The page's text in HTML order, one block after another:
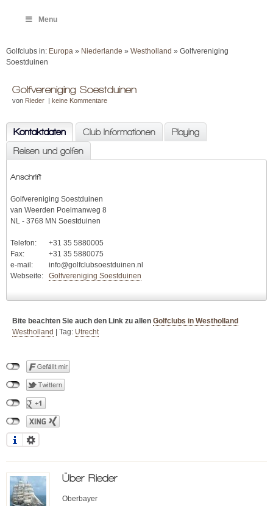
Menu
Golfclubs in: Europa » Niederlande » Westholland » Golfvereniging
Soestduinen
Golfvereniging Soestduinen
von Rieder | keine Kommentare
Kontaktdaten Club Informationen
Playing
Reisen und golfen
Anschrift
Golfvereniging Soestduinen
van Weerden Poelmanweg 8
NL - 3768 MN Soestduinen
Telefon:
+31 35 5880005
Fax:
+31 35 5880075
e-mail:
info@golfclubsoestduinen.nl
Webseite:
Golfvereniging Soestduinen
Bite beachten Sie auch den Link zu allen Golfclubs in Westholland
Westholland
Tag: Utrecht
Über Rieder
Oberbayer